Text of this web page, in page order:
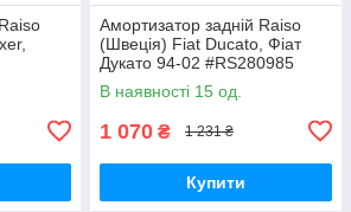
Амортизатор задній Raiso
(Швеція) Fiat Ducato, Фіат
Дукато 94-02 #RS280985
UAKFKVB17
В наявності 15 од.
1 070 ₴ 1 231 ₴
Купити